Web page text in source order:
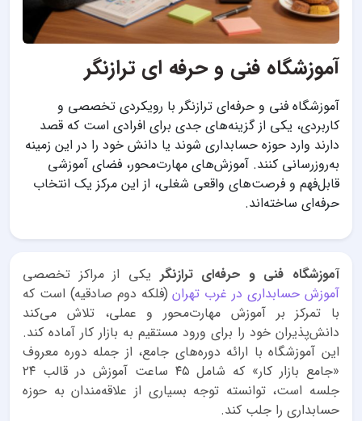
آموزشگاه فنی و حرفه ای ترازنگر
آموزشگاه فنی و حرفه‌ای ترازنگر با رویکردی تخصصی و
کاربردی، یکی از گزینه‌های جدی برای افرادی است که قصد
دارند وارد حوزه حسابداری شوند یا دانش خود را در این زمینه
به‌روزرسانی کنند. آموزش‌های مهارت‌محور، فضای آموزشی
قابل‌فهم و فرصت‌های واقعی شغلی، از این مرکز یک انتخاب
حرفه‌ای ساخته‌اند.
آموزشگاه فنی و حرفه‌ای ترازنگر یکی از مراکز تخصصی
آموزش حسابداری در غرب تهران(فلکه دوم صادقیه) است که
با تمرکز بر آموزش مهارت‌محور و عملی، تلاش می‌کند
دانش‌پذیران خود را برای ورود مستقیم به بازار کار آماده کند.
این آموزشگاه با ارائه دوره‌های جامع، از جمله دوره معروف
«جامع بازار کار» که شامل ۴۵ ساعت آموزش در قالب ۲۴
جلسه است، توانسته توجه بسیاری از علاقه‌مندان به حوزه
حسابداری را جلب کند.